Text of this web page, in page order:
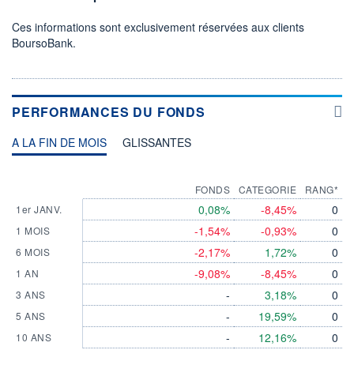
Ces informations sont exclusivement réservées aux clients
BoursoBank.
PERFORMANCES DU FONDS
A LA FIN DE MOIS GLISSANTES
1er JANV.
1 MOIS
6 MOIS
1 AN
3 ANS
5 ANS
10 ANS
FONDS
0,08%
-1,54%
-2,17%
-9,08%
-
-
-
CATEGORIE
-8,45%
-0,93%
1,72%
-8,45%
3,18%
19,59%
12,16%
RANG*
0
0
0
0
0
0
0